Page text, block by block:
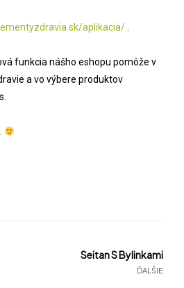
aplikacia/
funkcia nášho eshopu pomôže v
a vo výbere produktov
ĎALŠIE
Seitan S Bylinkami